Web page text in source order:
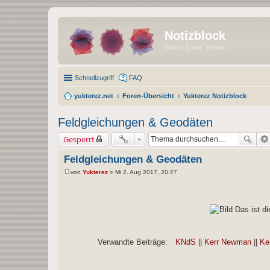
Notizblock
Astronomie
Schnellzugriff FAQ
yukterez.net Foren-Übersicht Yukterez Notizblock
Feldgleichungen & Geodäten
Gesperrt
Feldgleichungen & Geodäten
von Yukterez » Mi 2. Aug 2017, 20:27
Das ist
Verwandte Beiträge: KNdS || Kerr Newman ||